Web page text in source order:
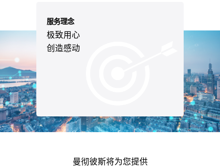
服务理念
极致用心
创造感动
曼彻彼斯将为您提供